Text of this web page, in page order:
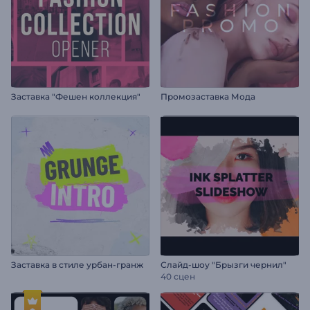
Заставка "Фешен коллекция" Промозаставка Мода
Заставка в стиле урбан-гранж
Слайд-шоу "Брызги чернил"
40 сцен